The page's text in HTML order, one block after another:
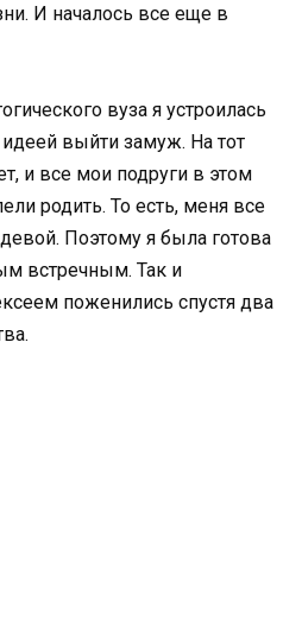
И началось все еще в
вуза я устроилась
идеей выйти замуж. На тот
и все мои подруги в этом
родить. То есть, меня все
девой. Поэтому я была готова
встречным. Так и
поженились спустя два